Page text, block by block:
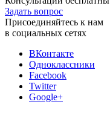
Задать вопрос
Присоединяйтесь к нам
в социальных сетях
ВКонтакте
Одноклассники
Facebook
Twitter
Google+